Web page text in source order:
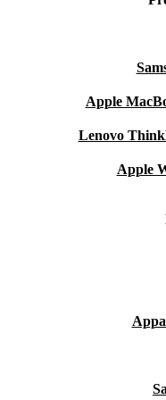
Apple
Lenovo
Apple